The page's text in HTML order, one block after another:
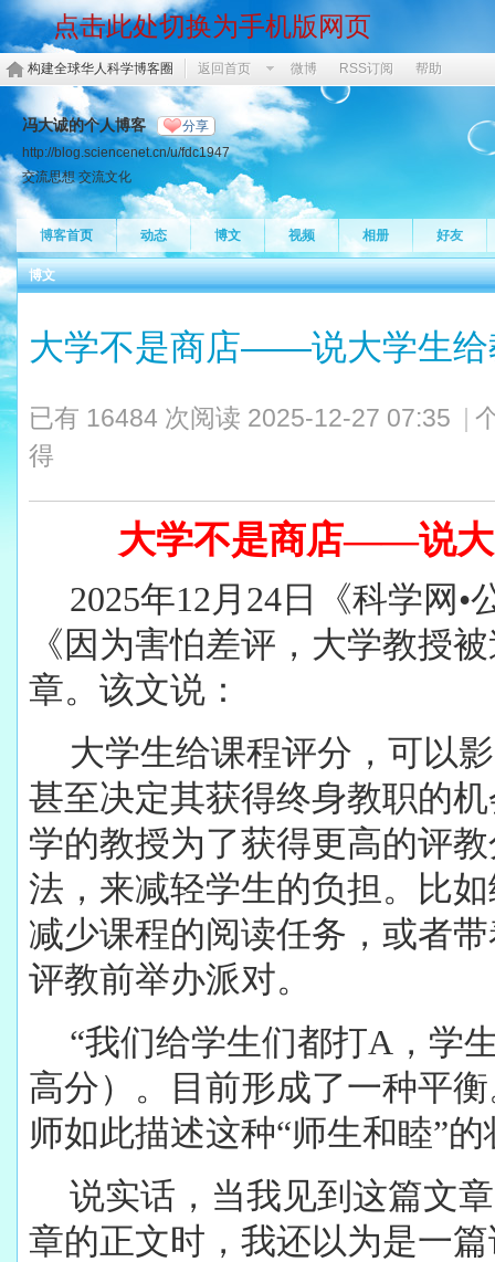
点击此处切换为手机版网页
构建全球华人科学博客圈 返回首页 微博 RSS订阅 帮助
冯大诚的个人博客 分享
http://blog.sciencenet.cn/u/fdc1947
交流思想 交流文化
博客首页 动态 博文 视频 相册 好友
博文
大学不是商店——说大学生
已有 16484 次阅读 2025-12-27 07:35
得
大学不是商店——说大
2025年12月24日《科学网 •
《因为害怕差评，大学教授
章。该文说：
大学生给课程评分，可以
甚至决定其获得终身教职的
学的教授为了获得更高的评
法，来减轻学生的负担。比
减少课程的阅读任务，或者
评教前举办派对。
“我们给学生们都打A，学
高分）。目前形成了一种平
师如此描述这种“师生和睦”
说实话，当我见到这篇文
章的正文时，我还以为是一